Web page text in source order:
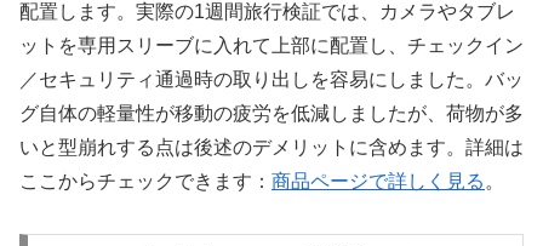
配置します。実際の1週間旅行検証では、カメラやタブレ
ットを専用スリーブに入れて上部に配置し、チェックイン
／セキュリティ通過時の取り出しを容易にしました。バッ
グ自体の軽量性が移動の疲労を低減しましたが、荷物が多
いと型崩れする点は後述のデメリットに含めます。詳細は
ここからチェックできます： 商品ページで詳しく見る 。